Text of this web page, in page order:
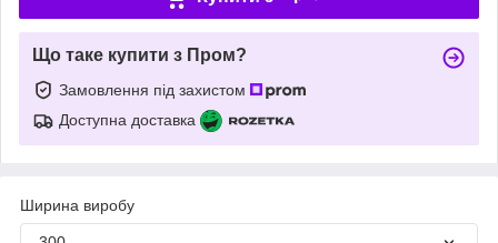
Що таке купити з Пром?
Замовлення під захистом
Доступна доставка
Ширина виробу